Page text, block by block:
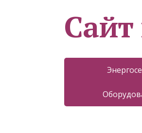
Сайт